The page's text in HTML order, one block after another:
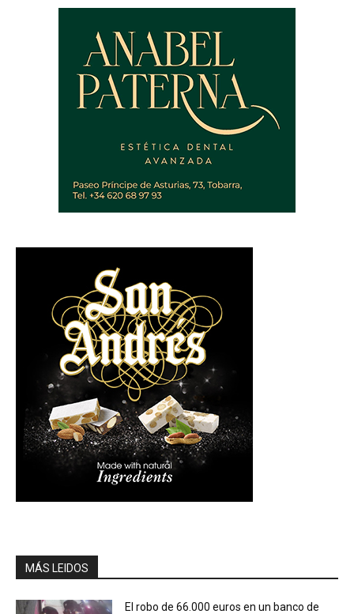
MÁS LEIDOS
El robo de 66.000 euros en un banco de